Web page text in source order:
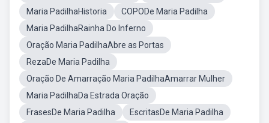
Maria PadilhaHistoria
COPODe Maria Padilha
Maria PadilhaRainha Do Inferno
Oração Maria PadilhaAbre as Portas
RezaDe Maria Padilha
Oração De Amarração Maria PadilhaAmarrar Mulher
Maria PadilhaDa Estrada Oração
FrasesDe Maria Padilha
EscritasDe Maria Padilha